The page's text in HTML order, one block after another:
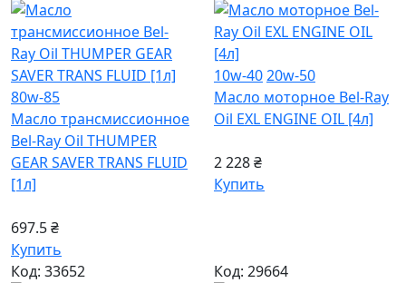
80w-85
Масло трансмиссионное
Bel-Ray Oil THUMPER
GEAR SAVER TRANS FLUID
[1л]
697.5 ₴
Купить
10w-4020w-50
Масло моторное Bel-Ray
Oil EXL ENGINE OIL [4л]
2 228 ₴
Купить
Код: 33652 Код: 29664